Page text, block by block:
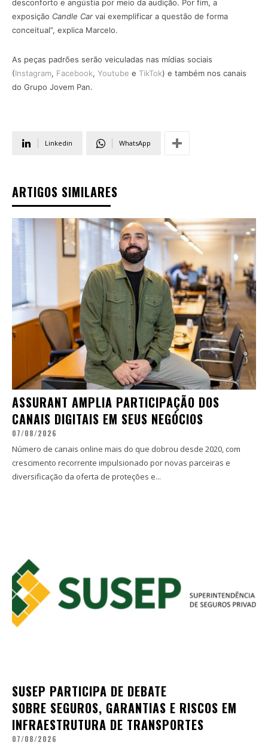
desconforto e angústia por meio da audição. Por fim, a
exposição Candle Car vai exemplificar a questão de forma
conceitual”, explica Marcelo.
As peças padrões serão veiculadas nas mídias sociais
(Instagram, Facebook, Youtube e TikTok) e também nos canais
do Grupo Jovem Pan.
Linkedin WhatsApp
ARTIGOS SIMILARES
ASSURANT AMPLIA PARTICIPAÇÃO DOS
CANAIS DIGITAIS EM SEUS NEGÓCIOS
07/08/2026
Número de canais online mais do que dobrou desde 2020, com
crescimento recorrente impulsionado por novas parceiras e
diversificação da oferta de proteções e...
SUSEP PARTICIPA DE DEBATE
SOBRE SEGUROS, GARANTIAS E RISCOS EM
INFRAESTRUTURA DE TRANSPORTES
07/08/2026